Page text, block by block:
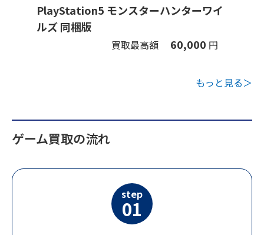
PlayStation5 モンスターハンターワイ
ルズ 同梱版
買取最高額 60,000 円
もっと見る＞
ゲーム買取の流れ
step
01